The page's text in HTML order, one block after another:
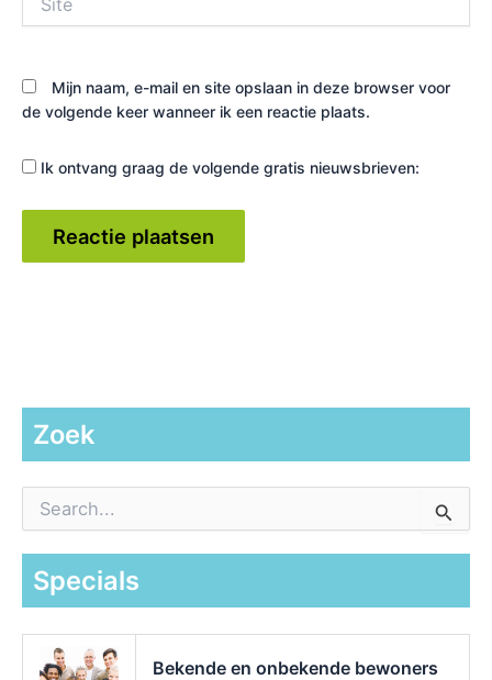
Mijn naam, e-mail en site opslaan in deze browser voor
de volgende keer wanneer ik een reactie plaats.
Ik ontvang graag de volgende gratis nieuwsbrieven:
Zoek
a
Specials
Bekende en onbekende bewoners